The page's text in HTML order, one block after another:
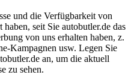
und die Verfügbarkeit von
seit Sie autobutler.de das
von uns erhalten haben, z.
Kampagnen usw. Legen Sie
an, um die aktuell
zu sehen.